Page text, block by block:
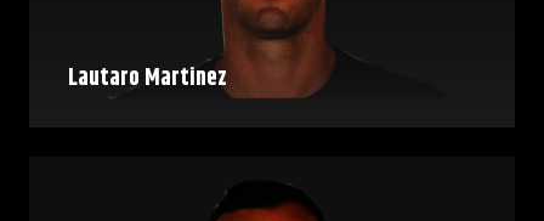
Lautaro Martinez